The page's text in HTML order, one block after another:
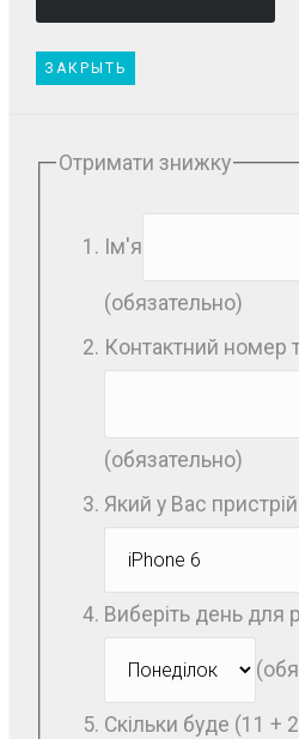
ЗАКРЫТЬ
Отримати знижку
Ім'я
(обязательно)
Контактний номер
(обязательно)
Який у Вас
Виберіть день для
Скільки буде (11 +